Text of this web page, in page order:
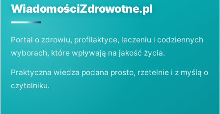
OCZU?
WiadomościZdrowotne.pl
Portal o zdrowiu, profilaktyce, leczeniu i codziennych
wyborach, które wpływają na jakość życia.
Praktyczna wiedza podana prosto, rzetelnie i z myślą o
czytelniku.